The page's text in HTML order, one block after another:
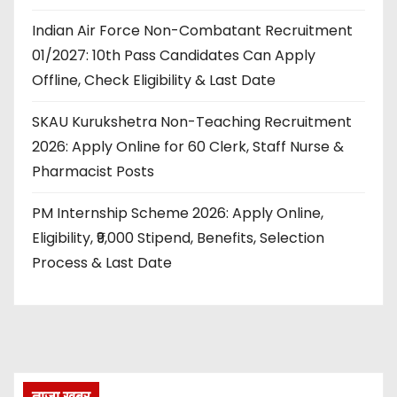
Indian Air Force Non-Combatant Recruitment
01/2027: 10th Pass Candidates Can Apply
Offline, Check Eligibility & Last Date
SKAU Kurukshetra Non-Teaching Recruitment
2026: Apply Online for 60 Clerk, Staff Nurse &
Pharmacist Posts
PM Internship Scheme 2026: Apply Online,
Eligibility, ₹9,000 Stipend, Benefits, Selection
Process & Last Date